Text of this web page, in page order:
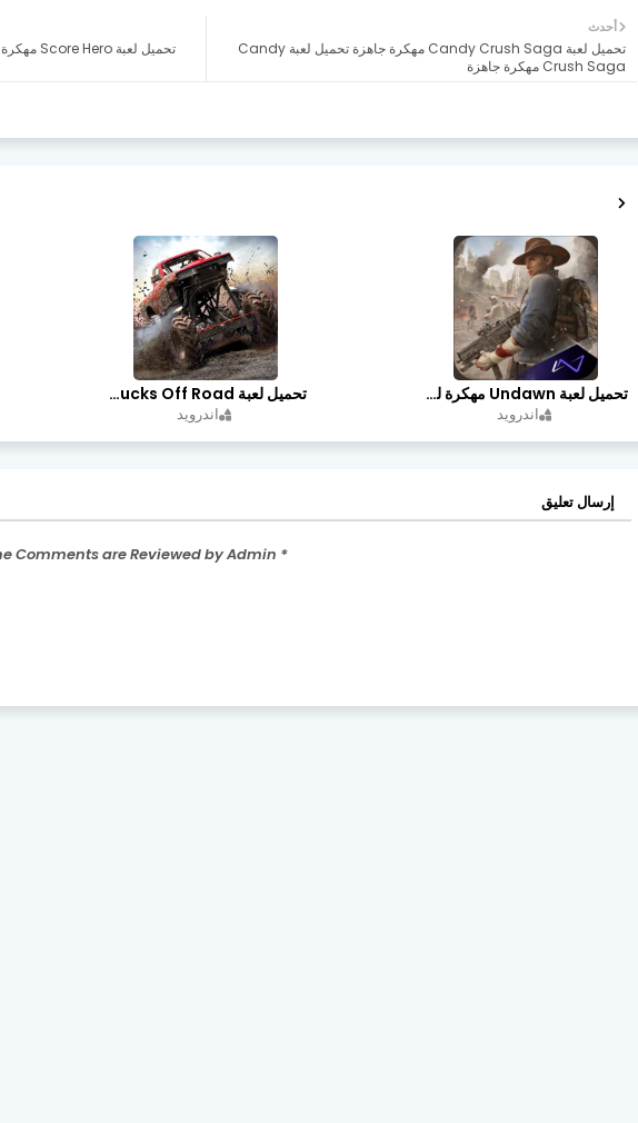
أحدث
تحميل لعبة Candy Crush Saga مهكرة جاهزة تحميل لعبة Candy
Crush Saga مهكرة جاهزة
تحميل لعبة Undawn مهكرة للأندرويد أخر إصدار | تحميل مباشر + موارد غير محدودة
اندرويد
تحميل لعبة Trucks Off Road مهكرة اخر اصدار
اندرويد
إرسال تعليق
* Please Don't Spam Here. All the Comments are Reviewed by Admin.